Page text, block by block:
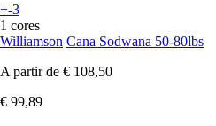
+-3
1 cores
Williamson Cana Sodwana 50-80lbs
A partir de € 108,50
€ 99,89